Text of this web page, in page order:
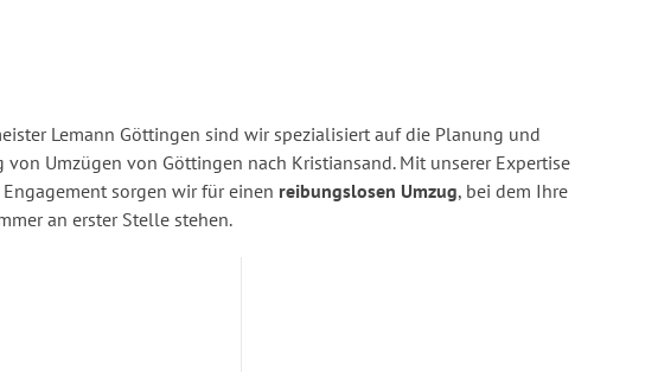
Lemann Göttingen sind wir spezialisiert auf die Planung und
von Umzügen von Göttingen nach Kristiansand. Mit unserer Expertise
sorgen wir für einen reibungslosen Umzug, bei dem Ihre
an erster Stelle stehen.